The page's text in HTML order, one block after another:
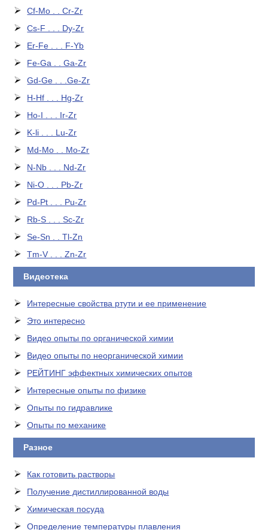
Cf-Mo . . Cr-Zr
Cs-F . . . Dy-Zr
Er-Fe . . . F-Yb
Fe-Ga . . Ga-Zr
Gd-Ge . . .Ge-Zr
H-Hf . . . Hg-Zr
Ho-I . . . Ir-Zr
K-li . . . Lu-Zr
Md-Mo . . Mo-Zr
N-Nb . . . Nd-Zr
Ni-O . . . Pb-Zr
Pd-Pt . . . Pu-Zr
Rb-S . . . Sc-Zr
Se-Sn . . Tl-Zn
Tm-V . . . Zn-Zr
Видеотека
Интересные свойства ртути и ее применение
Это интересно
Видео опыты по органической химии
Видео опыты по неорганической химии
РЕЙТИНГ эффектных химических опытов
Интересные опыты по физике
Опыты по гидравлике
Опыты по механике
Разное
Как готовить растворы
Получение дистиллированной воды
Химическая посуда
Определение температуры плавления